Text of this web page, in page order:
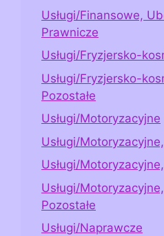
Usługi/Finansowe,
Prawnicze
Usługi/Fryzjersko-
Usługi/Fryzjersko-
Pozostałe
Usługi/Motoryzacyjne
Usługi/
Usługi/
Usługi/
Pozostałe
Usługi/Naprawcze